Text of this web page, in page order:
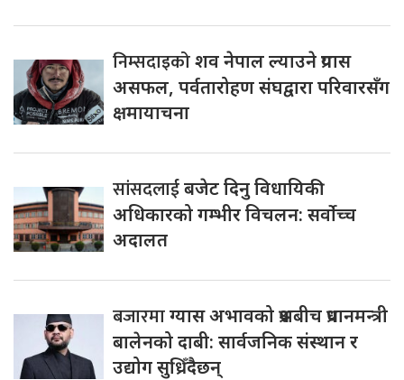
निम्सदाइकोशव नेपाल ल्याउने प्रयास
असफल, पर्वतारोहण संघद्वारा परिवारसँग
क्षमायाचना
सांसदलाईबजेट दिनु विधायिकी
अधिकारको गम्भीर विचलन: सर्वोच्च
अदालत
बजारमाग्यास अभावको प्रश्नबीच प्रधानमन्त्री
बालेनको दाबी: सार्वजनिक संस्थान र
उद्योग सुध्रिँदैछन्